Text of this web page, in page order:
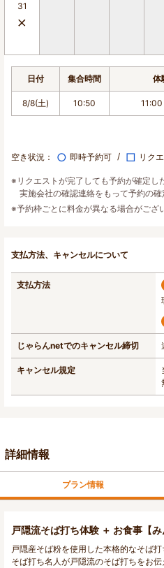
31
日付 集合時間 体
8/8(土) 10:50
空き状況： ○ 即時予約可 □ リク
※リクエストが完了しても予約が確定し
実施会社の確認連絡をもって予約の
※予約枠ごとに料金が異なる場合がござ
支払方法、キャンセルについて
支払方法
じゃらんnetでのキャンセル締切
キャンセル規定
詳細情報
プラン情報
戸隠流そば打ち体験 ＋ お食事【
戸隠産そば粉を使用した本格的なそば打
そば打ち名人が戸隠流のそば打ちをお伝